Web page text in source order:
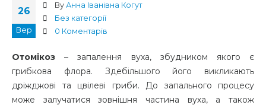
26
Вер
By Анна Іванівна Когут
Без категорії
0 Коментарів
Отомікоз – запалення вуха, збудником якого є
грибкова флора. Здебільшого його викликають
дріжджові та цвілеві гриби. До запального процесу
може залучатисязовнішня частина вуха, а також